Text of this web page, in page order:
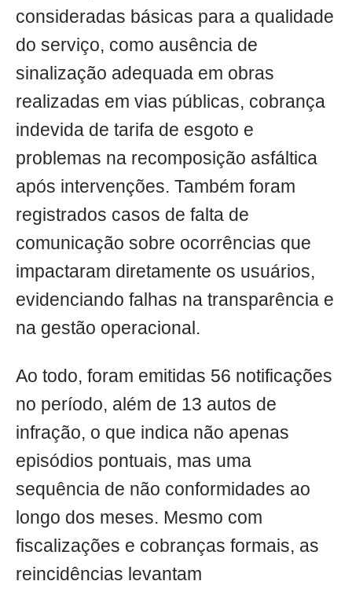
consideradas básicas para a qualidade
do serviço, como ausência de
sinalização adequada em obras
realizadas em vias públicas, cobrança
indevida de tarifa de esgoto e
problemas na recomposição asfáltica
após intervenções. Também foram
registrados casos de falta de
comunicação sobre ocorrências que
impactaram diretamente os usuários,
evidenciando falhas na transparência e
na gestão operacional.
Ao todo, foram emitidas 56 notificações
no período, além de 13 autos de
infração, o que indica não apenas
episódios pontuais, mas uma
sequência de não conformidades ao
longo dos meses. Mesmo com
fiscalizações e cobranças formais, as
reincidências levantam